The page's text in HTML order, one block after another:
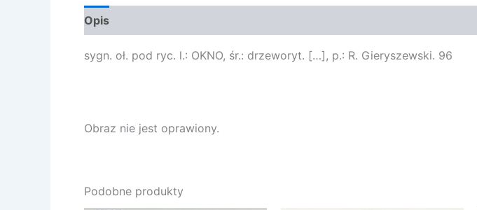
Opis
sygn. oł. pod ryc. l.: OKNO, śr.: drzeworyt. […], p.: R. Gieryszewski. 96
Obraz nie jest oprawiony.
Podobne produkty